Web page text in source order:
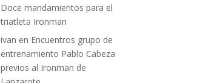
Doce mandamientos para el
triatleta Ironman
ivan en Encuentros grupo de
entrenamiento Pablo Cabeza
previos al Ironman de